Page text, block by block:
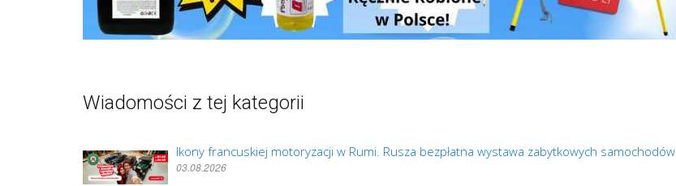
Wiadomości z tej kategorii
Ikony francuskiej motoryzacji w Rumi. Rusza bezpłatna wystawa zabytkowych samochodów
03.08.2026